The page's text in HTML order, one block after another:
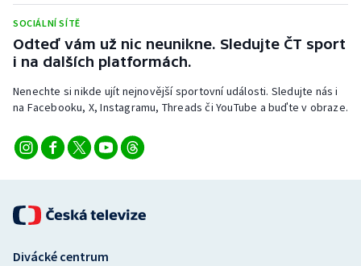
SOCIÁLNÍ SÍTĚ
Odteď vám už nic neunikne. Sledujte ČT sport
i na dalších platformách.
Nenechte si nikde ujít nejnovější sportovní události. Sledujte nás i
na Facebooku, X, Instagramu, Threads či YouTube a buďte v obraze.
Divácké centrum